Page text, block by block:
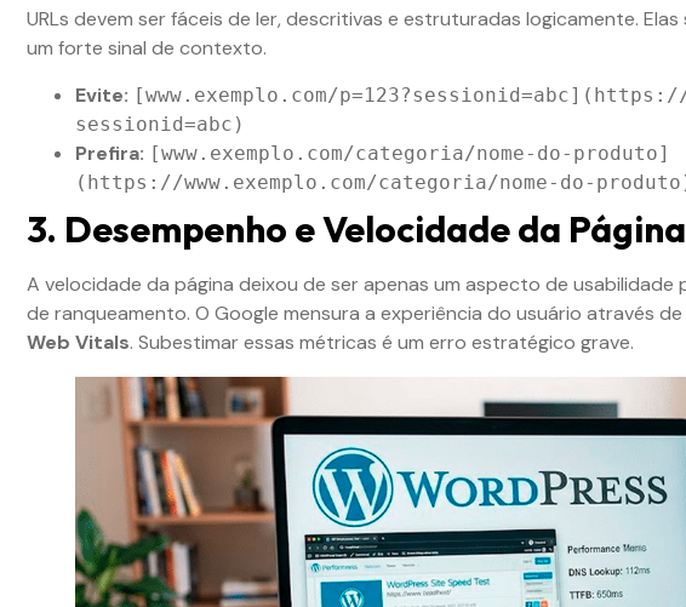
URLs devem ser fáceis de ler, descritivas e estruturadas logicamente.
um forte sinal de contexto.
Evite: [www.exemplo.com/p=123?sessionid=abc](https://
sessionid=abc)
Prefira: [www.exemplo.com/categoria/nome-do-produto]
(https://www.exemplo.com/categoria/nome-do-
3. Desempenho e Velocidade da
A velocidade da página deixou de ser apenas um aspecto de
de ranqueamento. O Google mensura a experiência do usuário através
Web Vitals. Subestimar essas métricas é um erro estratégico grave.